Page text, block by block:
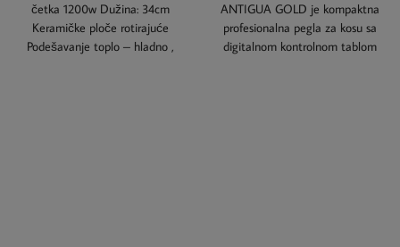
četka 1200w Dužina: 34cm
Keramičke ploče rotirajuće
Podešavanje toplo – hladno ,
ANTIGUA GOLD je kompaktna
profesionalna pegla za kosu sa
digitalnom kontrolnom tablom